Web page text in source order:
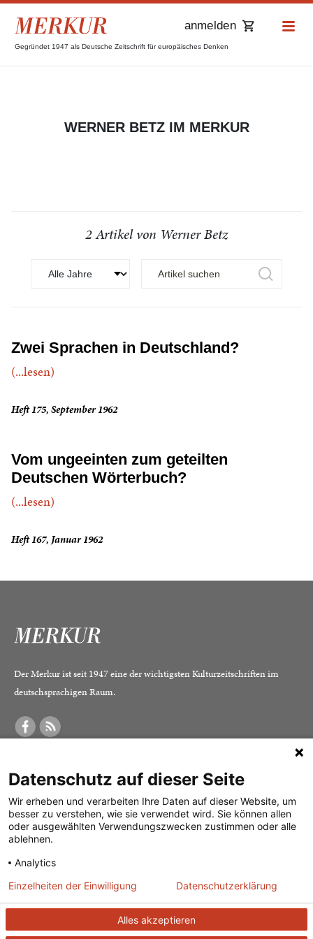
Gegründet 1947 als Deutsche Zeitschrift für europäisches Denken
anmelden
WERNER BETZ IM MERKUR
2 Artikel von Werner Betz
Zwei Sprachen in Deutschland?
(...lesen)
Heft 175, September 1962
Vom ungeeinten zum geteilten
Deutschen Wörterbuch?
(...lesen)
Heft 167, Januar 1962
Der Merkur ist seit 1947 eine der wichtigsten Kulturzeitschriften im
deutschsprachigen Raum.
Was ist der Merkur?
Herausgeber /
Redaktion
Verlag
Alle Abos im Überblick
Print-Abo
Digital-Abo
Abo kündigen
Vertrag widerrufen
Impressum
Datenschutz
Mediadaten
Datenschutz auf dieser Seite
Wir erheben und verarbeiten Ihre Daten auf dieser Website, um
besser zu verstehen, wie sie verwendet wird. Sie können allen
oder ausgewählten Verwendungszwecken zustimmen oder alle
ablehnen.
Analytics
Alles akzeptieren
Einzelheiten der Einwilligung Datenschutzerklärung